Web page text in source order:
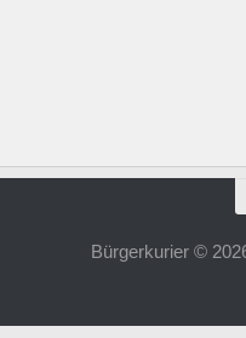
Bürgerkurier ©